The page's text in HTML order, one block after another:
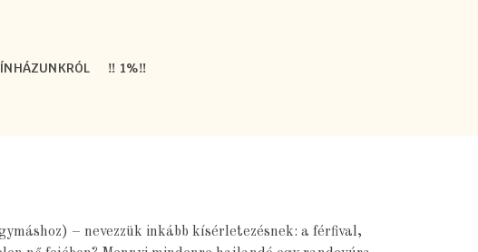
‼️ 1%‼️
– nevezzük inkább kísérletezésnek: a férfival,